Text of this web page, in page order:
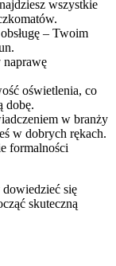
wszystkie
– Twoim
naprawę
oświetlenia, co
dobę.
w branży
w dobrych rękach.
formalności
się
skuteczną